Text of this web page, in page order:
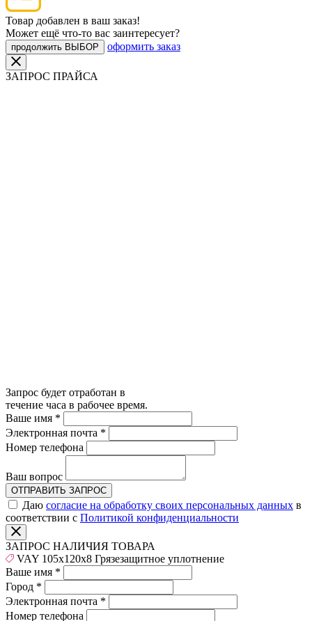
Товар добавлен в ваш заказ!
Может ещё что-то вас заинтересует?
продолжить ВЫБОР оформить заказ
ЗАПРОС ПРАЙСА
Запрос будет отработан в
течение часа в рабочее время.
Ваше имя *
Электронная почта *
Номер телефона
Ваш вопрос
ОТПРАВИТЬ ЗАПРОС
Даю согласие на обработку своих персональных данных в
соответствии с Политикой конфиденциальности
ЗАПРОС НАЛИЧИЯ ТОВАРА
VAY 105x120x8 Грязезащитное уплотнение
Ваше имя *
Город *
Электронная почта *
Номер телефона